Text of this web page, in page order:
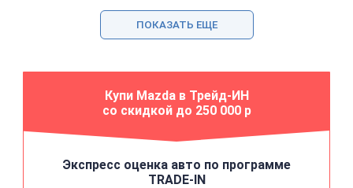
ПОКАЗАТЬ ЕЩЕ
Купи Mazda в Трейд-ИН
со скидкой до 250 000 р
Экспресс оценка авто по программе
TRADE-IN